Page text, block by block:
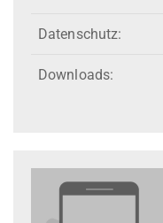
Datenschutz:
Downloads: